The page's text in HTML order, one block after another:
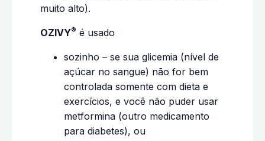
muito alto).
OZIVY® é usado
sozinho – se sua glicemia (nível de
açúcar no sangue) não for bem
controlada somente com dieta e
exercícios, e você não puder usar
metformina (outro medicamento
para diabetes), ou